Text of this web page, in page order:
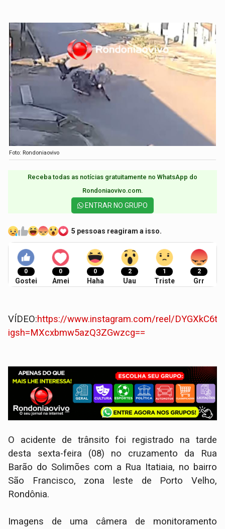
Foto: Rondoniaovivo
Receba todas as notícias gratuitamente no WhatsApp do
Rondoniaovivo.com.​
ENTRAR NO GRUPO
5 pessoas reagiram a isso.
0
Gostei
0
Amei
0
Haha
2
Uau
1
Triste
2
Grr
VÍDEO:https://www.instagram.com/reel/
igsh=MXcxbmw5azQ3ZGwzcg==
O acidente de trânsito foi registrado na tarde
desta sexta-feira (08) no cruzamento da Rua
Barão do Solimões com a Rua Itatiaia, no bairro
São Francisco, zona leste de Porto Velho,
Rondônia.
​Imagens de uma câmera de monitoramento